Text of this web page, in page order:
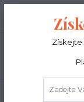
Po - Pá 9-15:00
Získejte